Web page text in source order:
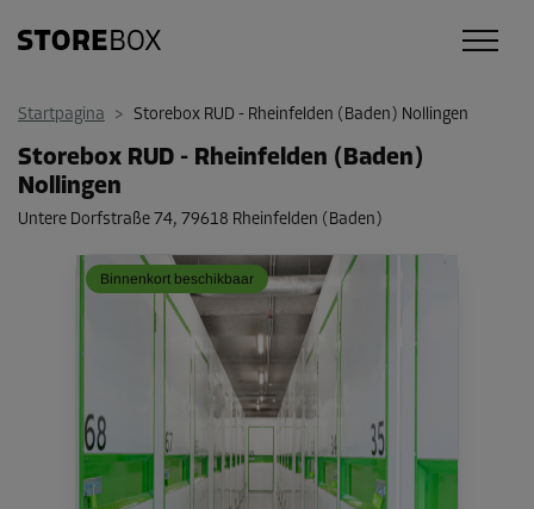
Startpagina > Storebox RUD - Rheinfelden (Baden) Nollingen
Storebox RUD - Rheinfelden (Baden)
Nollingen
Untere Dorfstraße 74, 79618 Rheinfelden (Baden)
Binnenkort beschikbaar